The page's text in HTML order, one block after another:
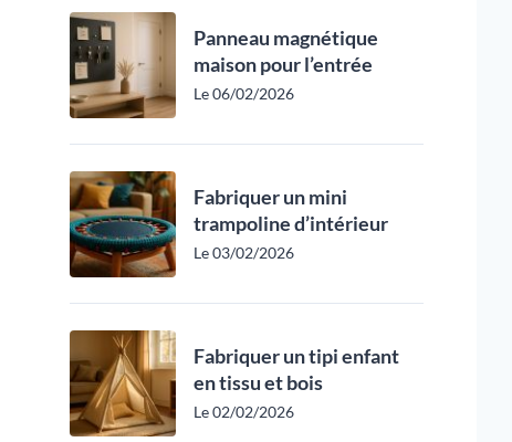
Panneau magnétique
maison pour l’entrée
Le 06/02/2026
Fabriquer un mini
trampoline d’intérieur
Le 03/02/2026
Fabriquer un tipi enfant
en tissu et bois
Le 02/02/2026